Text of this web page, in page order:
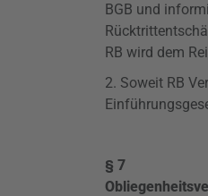
BGB und
RB wird dem
2. Soweit RB
§ 7